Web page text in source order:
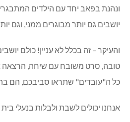
ונהנת בפאב יחד עם הילדים
יושבים גם יותר מבוגרים ממני, וגם
והעיקר – זה בכלל לא עניין! כולם
טובה, סרט משובח עם שיחה, הרצאה
כל ה"עובדים" שתראו סביבכם, הם
אנחנו יכולים לשבת ולבלות בנעלי בית